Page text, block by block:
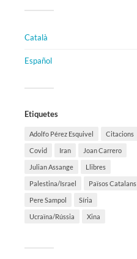
Català
Español
Etiquetes
Adolfo Pérez Esquivel Citacions
Covid Iran Joan Carrero
Julian Assange Llibres
Palestina/Israel Països Catalans
Pere Sampol Síria
Ucraïna/Rússia Xina